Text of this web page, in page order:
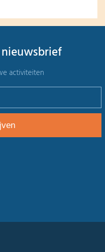
activiteiten